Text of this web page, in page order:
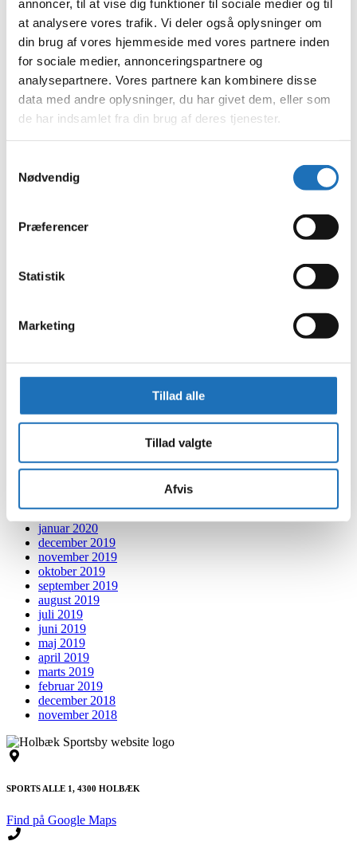
annoncer, til at vise dig funktioner til sociale medier og til
at analysere vores trafik. Vi deler også oplysninger om
din brug af vores hjemmeside med vores partnere inden
for sociale medier, annonceringspartnere og
analysepartnere. Vores partnere kan kombinere disse
data med andre oplysninger, du har givet dem, eller som
de har indsamlet fra din brug af deres tjenester.
Nødvendig
Præferencer
Statistik
Marketing
Tillad alle
Tillad valgte
Afvis
januar 2023
december 2022
november 2022
oktober 2022
september 2022
august 2022
juli 2022
juni 2022
maj 2022
april 2022
februar 2022
januar 2022
oktober 2021
juli 2021
juni 2021
marts 2021
september 2020
august 2020
maj 2020
januar 2020
december 2019
november 2019
oktober 2019
september 2019
august 2019
juli 2019
juni 2019
maj 2019
april 2019
marts 2019
februar 2019
december 2018
november 2018
SPORTS ALLE 1, 4300 HOLBÆK
Find på Google Maps